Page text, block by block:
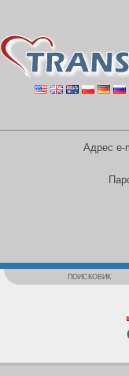
Адрес e-
ПОИСКОВИК